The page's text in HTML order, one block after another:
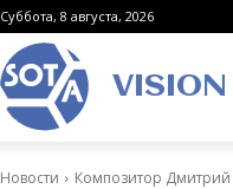
Суббота, 8 августа, 2026
VISION
Новости Композитор Дмитрий